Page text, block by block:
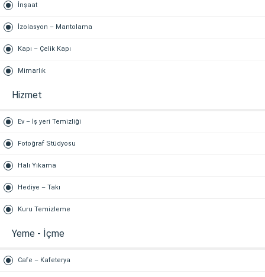
İnşaat
İzolasyon – Mantolama
Kapı – Çelik Kapı
Mimarlık
Hizmet
Ev – İş yeri Temizliği
Fotoğraf Stüdyosu
Halı Yıkama
Hediye – Takı
Kuru Temizleme
Yeme - İçme
Cafe – Kafeterya